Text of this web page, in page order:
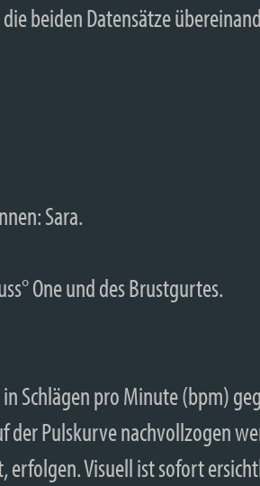
beiden Datensätze
Sara.
Schlägen pro Minute (bpm)
Pulskurve nachvollzogen
Visuell ist sofort